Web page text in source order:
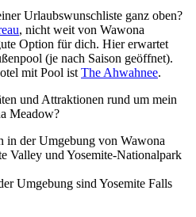
Urlaubswunschliste ganz oben?
, nicht weit von Wawona
Option für dich. Hier erwartet
(je nach Saison geöffnet).
mit Pool istThe Ahwahnee.
und Attraktionen rund um mein
Meadow?
in der Umgebung von Wawona
Valley und Yosemite-Nationalpark
Umgebung sind Yosemite Falls